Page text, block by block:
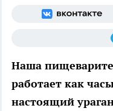
Наша
работает как
настоящий